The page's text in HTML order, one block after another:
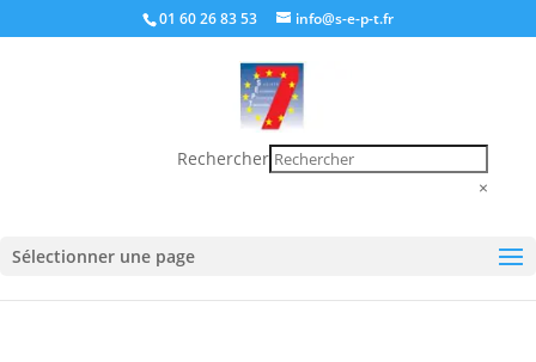
01 60 26 83 53 info@s-e-p-t.fr
Rechercher
×
Sélectionner une page